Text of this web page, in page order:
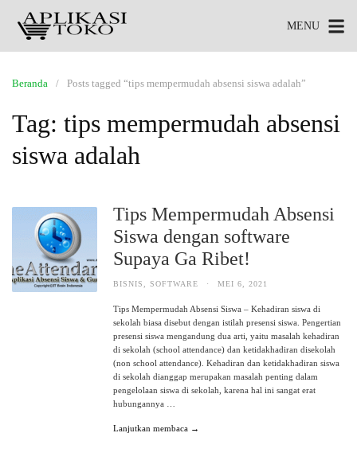
MENU
Beranda Posts tagged “tips mempermudah absensi siswa adalah”
Tag: tips mempermudah absensi
siswa adalah
Tips Mempermudah Absensi
Siswa dengan software
Supaya Ga Ribet!
BISNIS ,SOFTWARE · MEI 6, 2021
Tips Mempermudah Absensi Siswa – Kehadiran siswa di
sekolah biasa disebut dengan istilah presensi siswa. Pengertian
presensi siswa mengandung dua arti, yaitu masalah kehadiran
di sekolah (school attendance) dan ketidakhadiran disekolah
(non school attendance). Kehadiran dan ketidakhadiran siswa
di sekolah dianggap merupakan masalah penting dalam
pengelolaan siswa di sekolah, karena hal ini sangat erat
hubungannya …
Lanjutkan membaca →